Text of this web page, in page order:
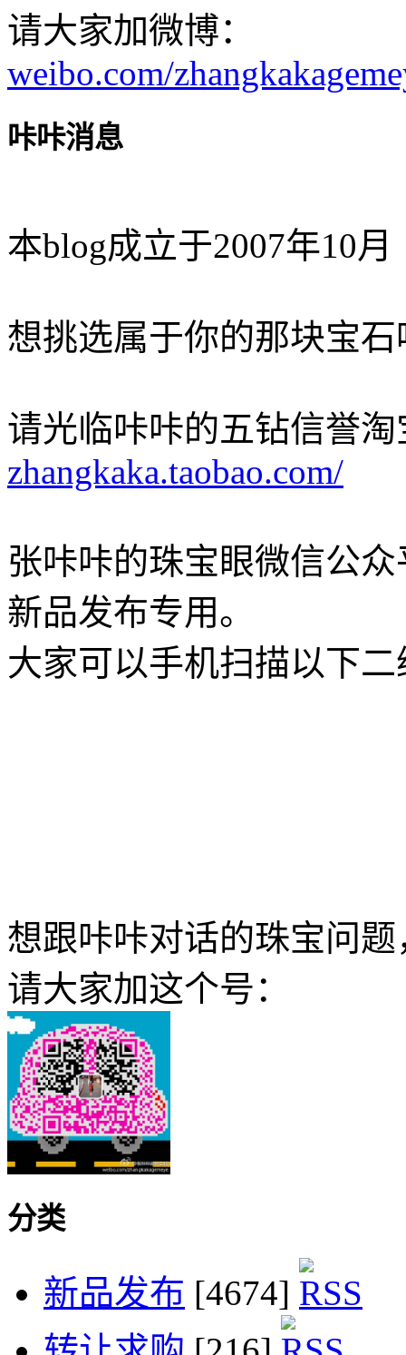
请大家加微博：
weibo.com/
咔咔消息
本blog成立于2007年10月
想挑选属于你的那块宝石
请光临咔咔的五钻信誉淘
zhangkaka.taobao.com/
张咔咔的珠宝眼微信公
新品发布专用。
大家可以手机扫描以下
想跟咔咔对话的珠宝问题
请大家加这个号：
分类
新品发布 [4674]